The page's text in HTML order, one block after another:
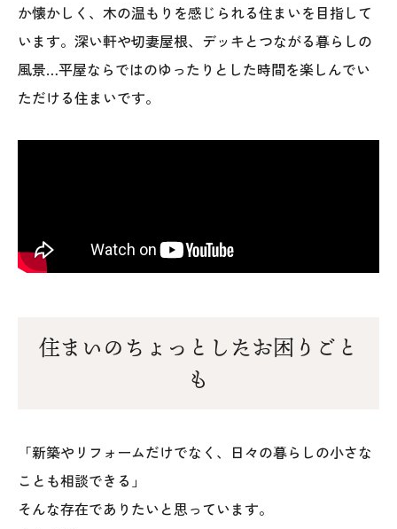
か懐かしく、木の温もりを感じられる住まいを目指して
います。深い軒や切妻屋根、デッキとつながる暮らしの
風景…平屋ならではのゆったりとした時間を楽しんでい
ただける住まいです。
住まいのちょっとしたお困りごと
も
「新築やリフォームだけでなく、日々の暮らしの小さな
ことも相談できる」
そんな存在でありたいと思っています。